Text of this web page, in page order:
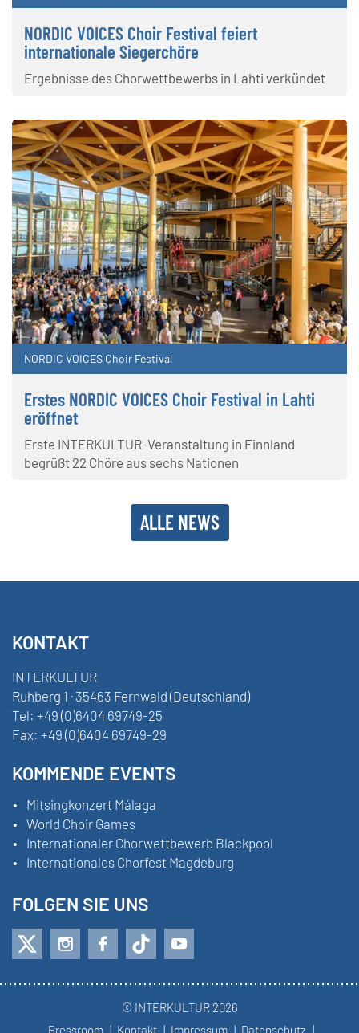
NORDIC VOICES Choir Festival feiert
internationale Siegerchöre
Ergebnisse des Chorwettbewerbs in Lahti verkündet
NORDIC VOICES Choir Festival
Erstes NORDIC VOICES Choir Festival in Lahti
eröffnet
Erste INTERKULTUR-Veranstaltung in Finnland
begrüßt 22 Chöre aus sechs Nationen
ALLE NEWS
KONTAKT
INTERKULTUR
Ruhberg 1 · 35463 Fernwald (Deutschland)
Tel: +49 (0)6404 69749-25
Fax: +49 (0)6404 69749-29
KOMMENDE EVENTS
Mitsingkonzert Málaga
World Choir Games
Internationaler Chorwettbewerb Blackpool
Internationales Chorfest Magdeburg
FOLGEN SIE UNS
© INTERKULTUR 2026
Pressroom
Kontakt Impressum Datenschutz